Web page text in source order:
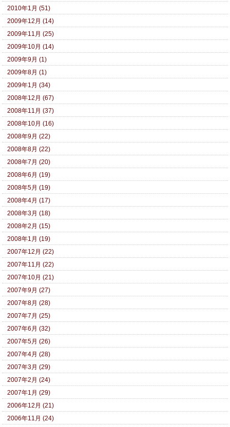
2010年1月 (51)
2009年12月 (14)
2009年11月 (25)
2009年10月 (14)
2009年9月 (1)
2009年8月 (1)
2009年1月 (34)
2008年12月 (67)
2008年11月 (37)
2008年10月 (16)
2008年9月 (22)
2008年8月 (22)
2008年7月 (20)
2008年6月 (19)
2008年5月 (19)
2008年4月 (17)
2008年3月 (18)
2008年2月 (15)
2008年1月 (19)
2007年12月 (22)
2007年11月 (22)
2007年10月 (21)
2007年9月 (27)
2007年8月 (28)
2007年7月 (25)
2007年6月 (32)
2007年5月 (26)
2007年4月 (28)
2007年3月 (29)
2007年2月 (24)
2007年1月 (29)
2006年12月 (21)
2006年11月 (24)